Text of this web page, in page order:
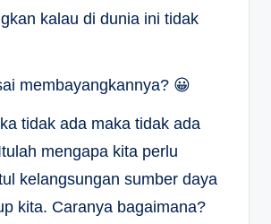
kalau di dunia ini tidak
membayangkannya? 😀
tidak ada maka tidak ada
mengapa kita perlu
kelangsungan sumber daya
kita. Caranya bagaimana?